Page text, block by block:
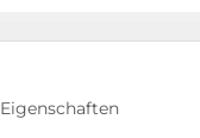
Eigenschaften